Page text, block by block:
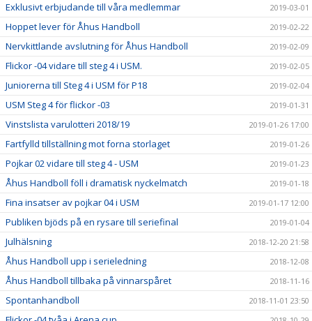
Exklusivt erbjudande till våra medlemmar 2019-03-01
Hoppet lever för Åhus Handboll 2019-02-22
Nervkittlande avslutning för Åhus Handboll 2019-02-09
Flickor -04 vidare till steg 4 i USM. 2019-02-05
Juniorerna till Steg 4 i USM för P18 2019-02-04
USM Steg 4 för flickor -03 2019-01-31
Vinstslista varulotteri 2018/19 2019-01-26 17:00
Fartfylld tillställning mot forna storlaget 2019-01-26
Pojkar 02 vidare till steg 4 - USM 2019-01-23
Åhus Handboll föll i dramatisk nyckelmatch 2019-01-18
Fina insatser av pojkar 04 i USM 2019-01-17 12:00
Publiken bjöds på en rysare till seriefinal 2019-01-04
Julhälsning 2018-12-20 21:58
Åhus Handboll upp i serieledning 2018-12-08
Åhus Handboll tillbaka på vinnarspåret 2018-11-16
Spontanhandboll 2018-11-01 23:50